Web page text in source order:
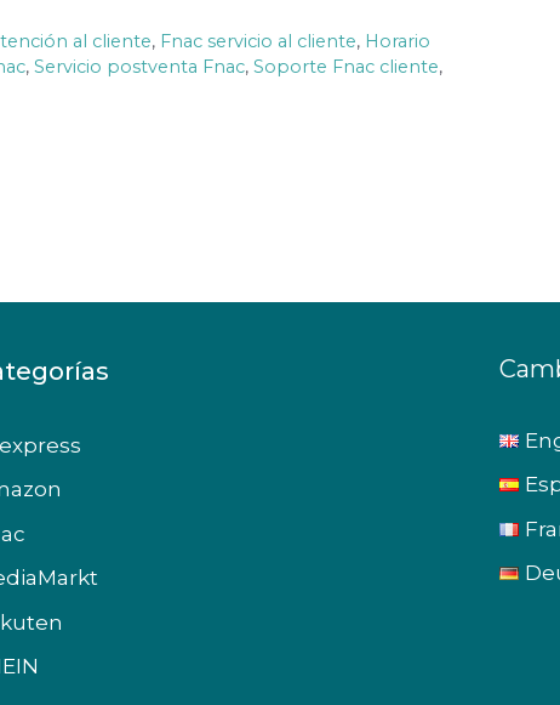
al cliente, Fnac servicio al cliente, Horario
, Servicio postventa Fnac, Soporte Fnac cliente,